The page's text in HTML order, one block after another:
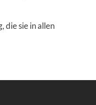
die sie in allen